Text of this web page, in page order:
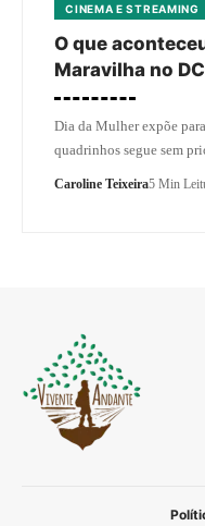
CINEMA E STREAMING
O que
Maravilha no
Dia da Mulher expõe
quadrinhos segue sem
Caroline Teixeira5 Min